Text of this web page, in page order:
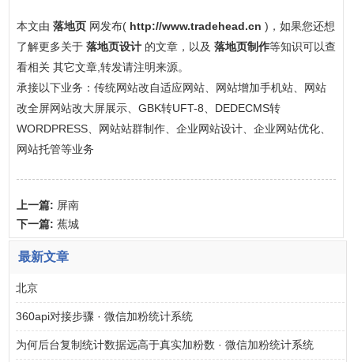
本文由 落地页 网发布( http://www.tradehead.cn )，如果您还想
了解更多关于 落地页设计 的文章，以及 落地页制作等知识可以查
看相关 其它文章,转发请注明来源。
承接以下业务：传统网站改自适应网站、网站增加手机站、网站
改全屏网站改大屏展示、GBK转UFT-8、DEDECMS转
WORDPRESS、网站站群制作、企业网站设计、企业网站优化、
网站托管等业务
上一篇: 屏南
下一篇: 蕉城
最新文章
北京
360api对接步骤 · 微信加粉统计系统
为何后台复制统计数据远高于真实加粉数 · 微信加粉统计系统